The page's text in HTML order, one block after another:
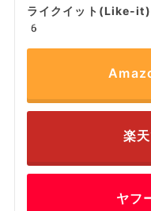
ライクイット
6
楽
ヤフ